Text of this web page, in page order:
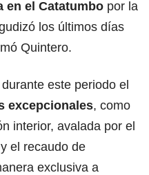
en el Catatumbo por la
los últimos días
Quintero.
este periodo el
excepcionales, como
interior, avalada por el
el recaudo de
exclusiva a